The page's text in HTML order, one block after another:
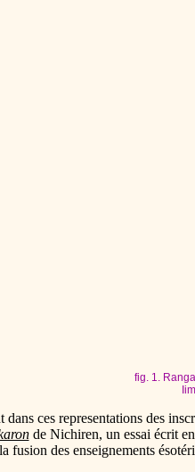
fig. 1.
dans ces representations des
de Nichiren, un essai écrit
fusion des enseignements